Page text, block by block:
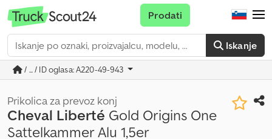
Iskanje
Prodati
/ ... / ID oglasa: A220-49-943
Prikolica za prevoz konj
Cheval Liberté Gold Origins One
Sattelkammer Alu 1,5er